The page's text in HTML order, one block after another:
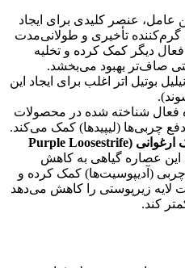
عامل، عنصر کلیدی برای ایجاد
تأخیری و طولانی‌مدت
دیگر کمک کرده و تخلیه
صاف‌تر بهبود می‌بخشد.
بوتیل اتر اغلب برای ایجاد این
فعال شناخته شده در محصولات
چربی‌ها (لیپیدها) کمک می‌کند.
عصاره برگ درخت بیدمشک ارغوانی (Purple Loosestrife
این عصاره گیاهی به کاهش
(آدیپوسیت‌ها) کمک کرده و
لایه زیرپوستی را کاهش می‌دهد
کند.